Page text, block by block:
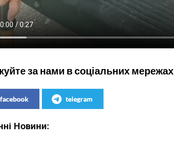
за нами в соціальних мережах
facebook telegram
Новини: